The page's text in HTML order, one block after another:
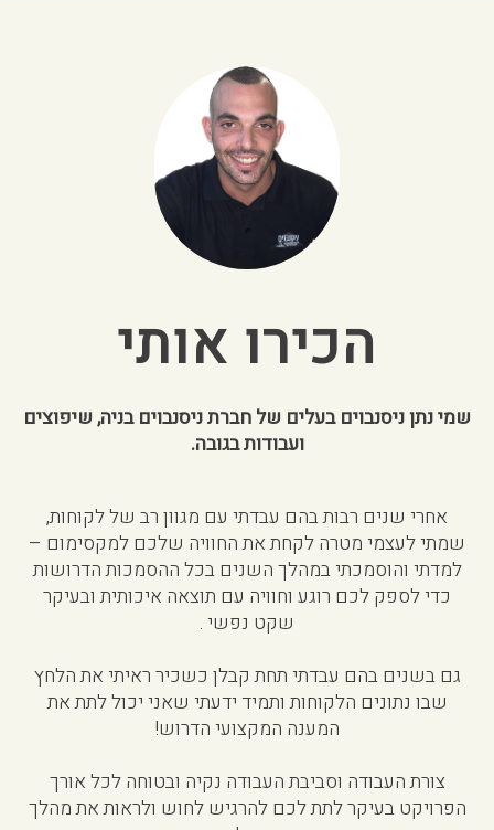
הכירו אותי
שמי נתן ניסנבוים בעלים של חברת ניסנבוים בניה, שיפוצים
ועבודות בגובה.
אחרי שנים רבות בהם עבדתי עם מגוון רב של לקוחות,
שמתי לעצמי מטרה לקחת את החוויה שלכם למקסימום –
למדתי והוסמכתי במהלך השנים בכל ההסמכות הדרושות
כדי לספק לכם רוגע וחוויה עם תוצאה איכותית ובעיקר
שקט נפשי .
גם בשנים בהם עבדתי תחת קבלן כשכיר ראיתי את הלחץ
שבו נתונים הלקוחות ותמיד ידעתי שאני יכול לתת את
המענה המקצועי הדרוש!
צורת העבודה וסביבת העבודה נקיה ובטוחה לכל אורך
הפרויקט בעיקר לתת לכם להרגיש לחוש ולראות את מהלך